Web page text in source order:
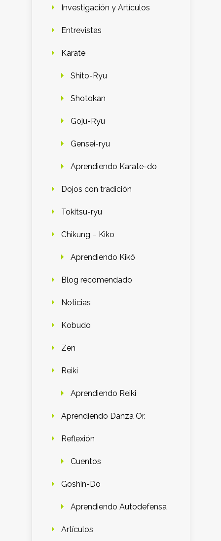
Investigación y Artículos
Entrevistas
Karate
Shito-Ryu
Shotokan
Goju-Ryu
Gensei-ryu
Aprendiendo Karate-do
Dojos con tradición
Tokitsu-ryu
Chikung – Kiko
Aprendiendo Kikô
Blog recomendado
Noticias
Kobudo
Zen
Reiki
Aprendiendo Reiki
Aprendiendo Danza Or.
Reflexión
Cuentos
Goshin-Do
Aprendiendo Autodefensa
Artículos